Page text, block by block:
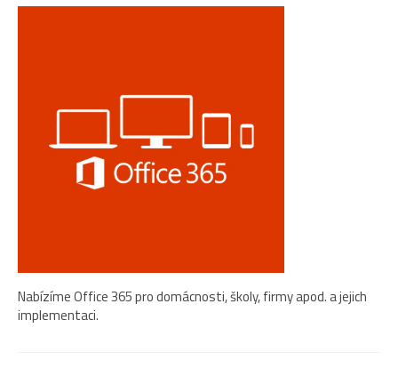
Nabízíme Office 365 pro domácnosti, školy, firmy apod. a jejich
implementaci.